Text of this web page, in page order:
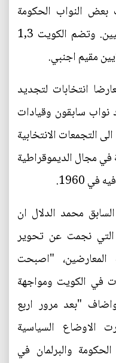
وطالب بعض النواب الحكومة
بالتعويض على المواطنين الكويتيين. وتضم الكويت 1,3
مقيم اجنبي.
مرشحا معارضا انتخابات لتجديد
50 نائبا. وعاد نواب سابقون وقيادات
التجمعات الانتخابية
في مجال الديموقراطية
1960.
محمد الدلال ان
التي نجمت عن تحوير
المعارضين، "اصبحت
في الكويت ومواجهة
"بعد مرور اربع
الاوضاع السياسية
والبرلمان في